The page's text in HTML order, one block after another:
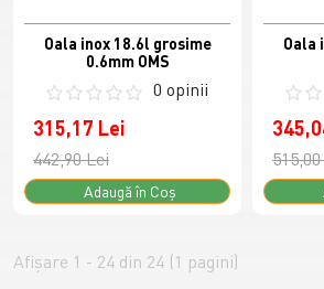
Oala inox 18.6l grosime
0.6mm OMS
0 opinii
315,17 Lei
442,90 Lei
Adaugă în Coş
Oala
Afişare 1 - 24 din 24 (1 pagini)